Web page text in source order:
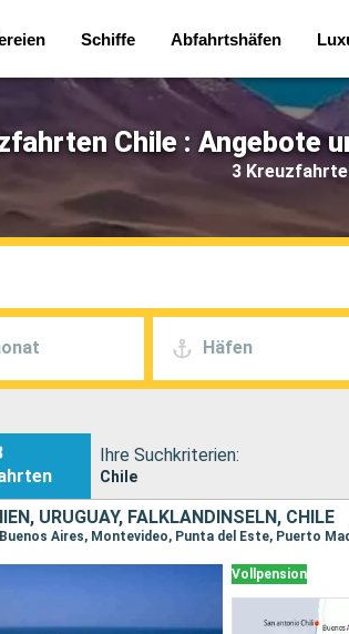
Schiffe Abfahrtshäfen
Chile : Angebote
3
Häfen
Ihre Suchkriterien:
Chile
URUGUAY, FALKLANDINSELN, CHILE
Vollpension